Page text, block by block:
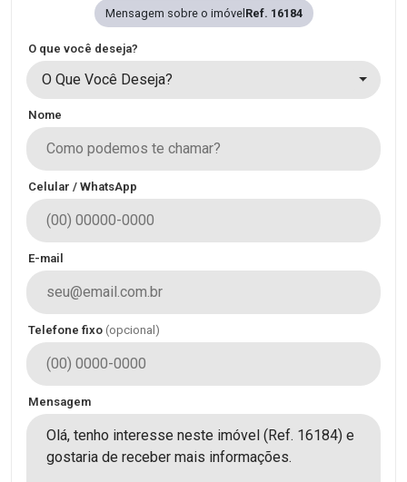
Mensagem sobre o imóvel Ref. 16184
O que você deseja?
O Que Você Deseja?
Nome
Celular / WhatsApp
E-mail
Telefone fixo (opcional)
Mensagem